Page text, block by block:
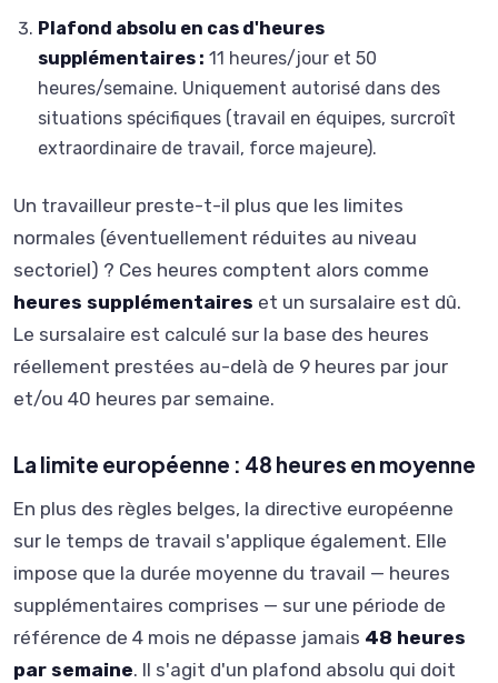
Plafond absolu en cas d'heures
supplémentaires : 11 heures/jour et 50
heures/semaine. Uniquement autorisé dans des
situations spécifiques (travail en équipes, surcroît
extraordinaire de travail, force majeure).
Un travailleur preste-t-il plus que les limites
normales (éventuellement réduites au niveau
sectoriel) ? Ces heures comptent alors comme
heures supplémentaires et un sursalaire est dû.
Le sursalaire est calculé sur la base des heures
réellement prestées au-delà de 9 heures par jour
et/ou 40 heures par semaine.
La limite européenne : 48 heures en moyenne
En plus des règles belges, la directive européenne
sur le temps de travail s'applique également. Elle
impose que la durée moyenne du travail — heures
supplémentaires comprises — sur une période de
référence de 4 mois ne dépasse jamais 48 heures
par semaine. Il s'agit d'un plafond absolu qui doit